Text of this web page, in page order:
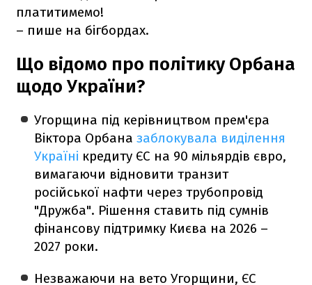
платитимемо!
– пише на бігбордах.
Що відомо про політику Орбана
щодо України?
Угорщина під керівництвом прем'єра
Віктора Орбаназаблокувала виділення
Україні кредиту ЄС на 90 мільярдів євро,
вимагаючи відновити транзит
російської нафти через трубопровід
"Дружба". Рішення ставить під сумнів
фінансову підтримку Києва на 2026 –
2027 роки.
Незважаючи на вето Угорщини, ЄС